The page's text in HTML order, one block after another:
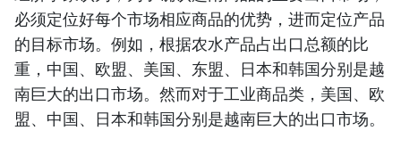
必须定位好每个市场相应商品的优势，进而定位产品
的目标市场。例如，根据农水产品占出口总额的比
重，中国、欧盟、美国、东盟、日本和韩国分别是越
南巨大的出口市场。然而对于工业商品类，美国、欧
盟、中国、日本和韩国分别是越南巨大的出口市场。